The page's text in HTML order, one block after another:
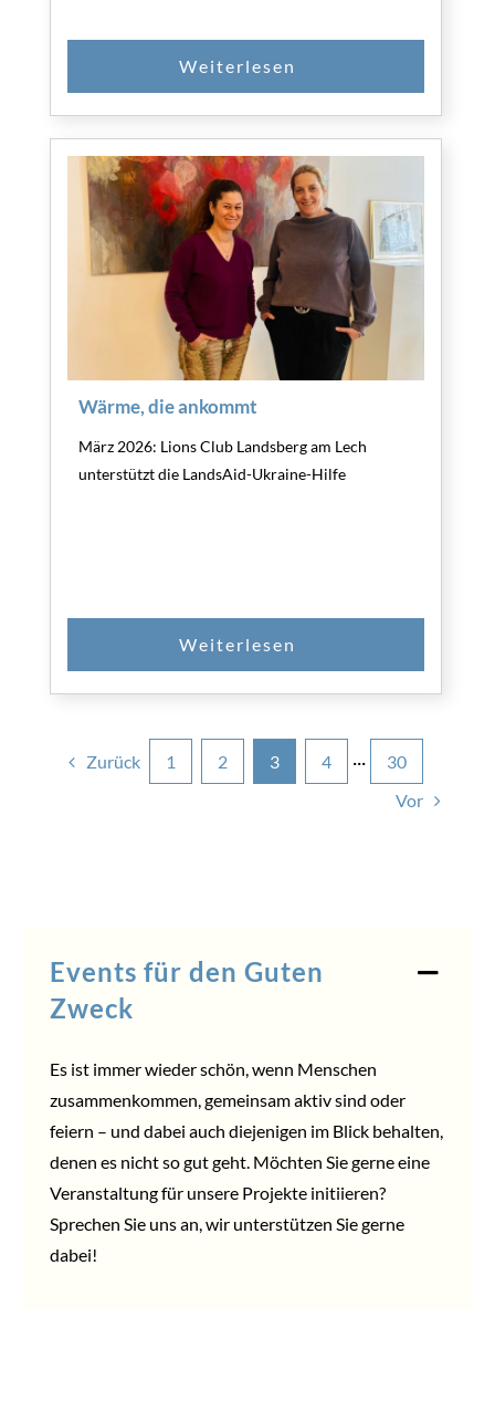
Wärme, die ankommt
März 2026: Lions Club Landsberg am Lech
unterstützt die LandsAid-Ukraine-Hilfe
Zurück 1 2 3 4 ···
30
Vor
Events für den Guten
Zweck
Es ist immer wieder schön, wenn Menschen
zusammenkommen, gemeinsam aktiv sind oder
feiern – und dabei auch diejenigen im Blick behalten,
denen es nicht so gut geht. Möchten Sie gerne eine
Veranstaltung für unsere Projekte initiieren?
Sprechen Sie uns an, wir unterstützen Sie gerne
dabei!